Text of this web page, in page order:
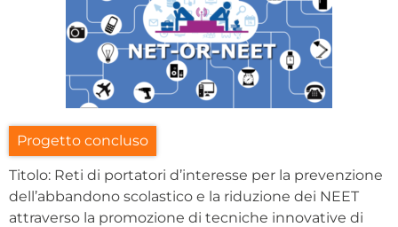
Progetto concluso
Titolo: Reti di portatori d’interesse per la prevenzione
dell’abbandono scolastico e la riduzione dei NEET
attraverso la promozione di tecniche innovative di